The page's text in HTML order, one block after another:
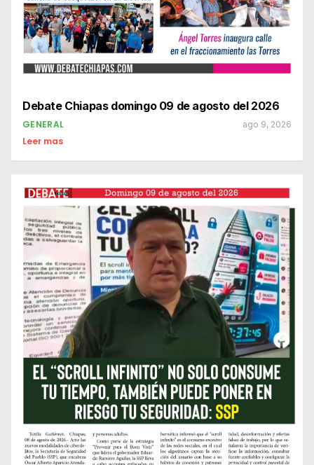
Debate Chiapas domingo 09 de agosto del 2026
GENERAL ago 9, 2026
Leer mas